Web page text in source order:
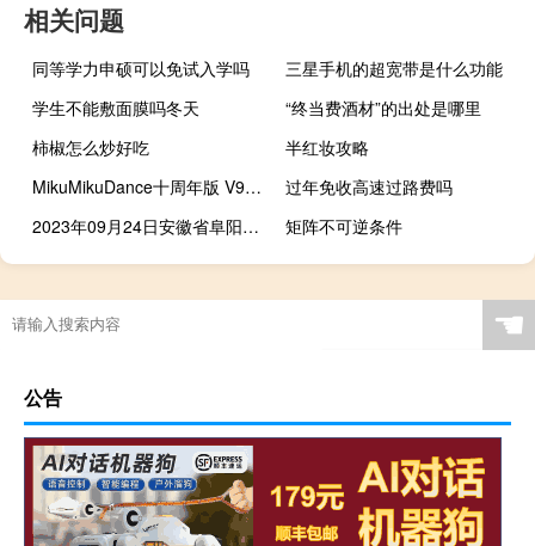
相关问题
同等学力申硕可以免试入学吗
三星手机的超宽带是什么功能
学生不能敷面膜吗冬天
“终当费酒材”的出处是哪里
柿椒怎么炒好吃
半红妆攻略
MikuMikuDance十周年版 V9.26 绿色中文版（MikuMikuDance十周年版 V9.26 绿色中文版功能简介）
过年免收高速过路费吗
2023年09月24日安徽省阜阳市疫情大数据-今日/今天疫情全网搜索最新实时消息动态情况通知播报
矩阵不可逆条件
☚
公告